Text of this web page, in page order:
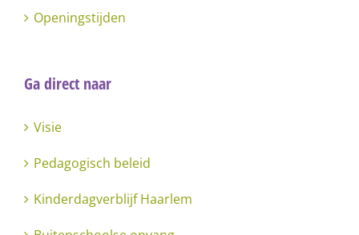
Openingstijden
Ga direct naar
Visie
Pedagogisch beleid
Kinderdagverblijf Haarlem